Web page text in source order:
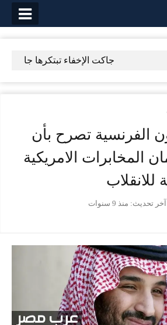
جاكت الإخفاء تبتكرها جامعة
الفرنسية تصرح بأن
المخابرات الامريكية
آخر تحديث: منذ 9 سنوات